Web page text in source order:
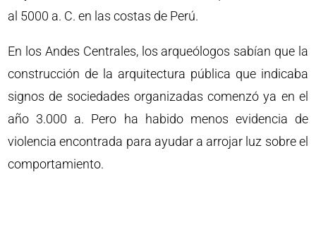
al 5000 a. C. en las costas de Perú.
En los Andes Centrales, los arqueólogos sabían que la
construcción de la arquitectura pública que indicaba
signos de sociedades organizadas comenzó ya en el
año 3.000 a. Pero ha habido menos evidencia de
violencia encontrada para ayudar a arrojar luz sobre el
comportamiento.